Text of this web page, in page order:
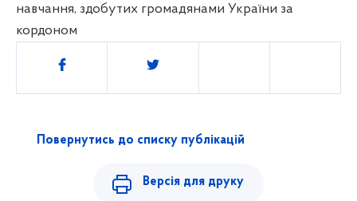
навчання, здобутих громадянами України за
кордоном
Поділитись
Повернутись до списку публікацій
Версія для друку